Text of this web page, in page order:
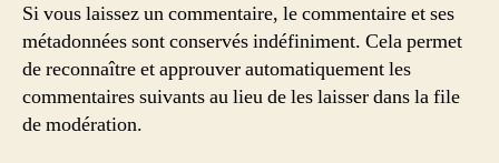
Si vous laissez un commentaire, le commentaire et ses
métadonnées sont conservés indéfiniment. Cela permet
de reconnaître et approuver automatiquement les
commentaires suivants au lieu de les laisser dans la file
de modération.